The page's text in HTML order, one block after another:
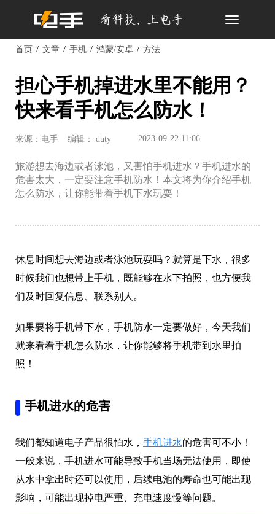
Toggle
首页 文章 手机 鸿蒙/安卓 方法
担心手机掉进水里不能用？
快来看手机怎么防水！
来源：电手 编辑： duty 2023-09-22 11:06
旅游想去海边或者泳池，又害怕手机进水？手机进水的
危害太大，一定要注意手机防水！本文将为你介绍手机
怎么防水，让你能带着手机下水玩耍！
休息时间想去海边或者泳池玩耍吗？就算是下水，很多
时候我们也想带上手机，既能够在水下拍照，也方便我
们及时回复信息、联系别人。
如果要将手机带下水，手机防水一定要做好，今天我们
就来看看手机怎么防水，让你能够将手机带到水里拍
照！
手机进水的危害
我们都知道电子产品很怕水， 手机进水的危害可不小！
一般来说，手机进水可能导致手机当场无法使用，即使
从水中拿出时还可以使用，后续电池的寿命也可能出现
影响，可能出现掉电严重、充电速度慢等问题。